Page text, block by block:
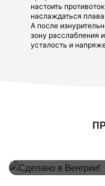
настоить
наслаждаться
А после
зону расслабления
усталость и
Спа бассейны Wellis